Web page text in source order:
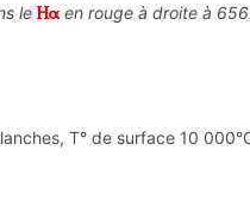
le en rouge à droite à
T° de surface 10